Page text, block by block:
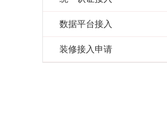
数据平台接入
装修接入申请